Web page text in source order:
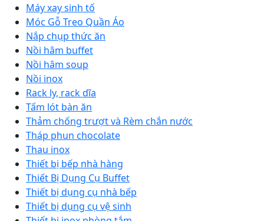
Máy xay sinh tố
Móc Gỗ Treo Quần Áo
Nắp chụp thức ăn
Nồi hâm buffet
Nồi hâm soup
Nồi inox
Rack ly, rack dĩa
Tấm lót bàn ăn
Thảm chống trượt và Rèm chắn nước
Tháp phun chocolate
Thau inox
Thiết bị bếp nhà hàng
Thiết Bị Dụng Cụ Buffet
Thiết bị dụng cụ nhà bếp
Thiết bị dụng cụ vệ sinh